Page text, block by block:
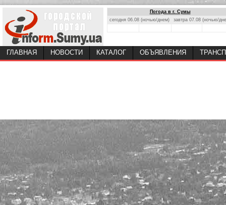
Погода в г. Сумы
сегодня 06.08 (ночью/днем)
завтра 07.08 (ночью/
ГЛАВНАЯ НОВОСТИ КАТАЛОГ ОБЪЯВЛЕНИЯ